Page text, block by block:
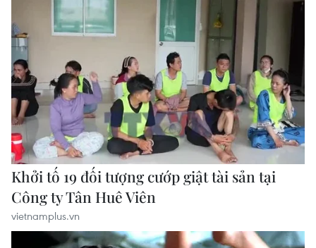
vietnamplus.vn
59 năm ASEAN: Hy Lạp mong muốn phát
triển hơn nữa quan hệ với ASEAN